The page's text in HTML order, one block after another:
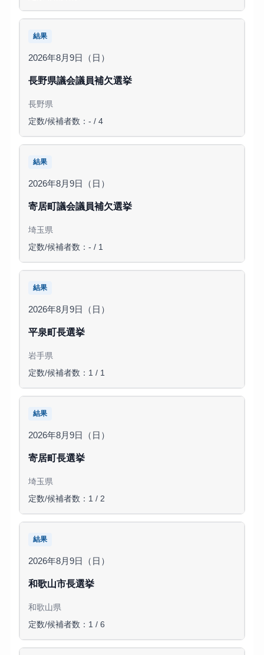
結果
2026年8月9日（日）
長野県議会議員補欠選挙
長野県
定数/候補者数：- / 4
結果
2026年8月9日（日）
寄居町議会議員補欠選挙
埼玉県
定数/候補者数：- / 1
結果
2026年8月9日（日）
平泉町長選挙
岩手県
定数/候補者数：1 / 1
結果
2026年8月9日（日）
寄居町長選挙
埼玉県
定数/候補者数：1 / 2
結果
2026年8月9日（日）
和歌山市長選挙
和歌山県
定数/候補者数：1 / 6